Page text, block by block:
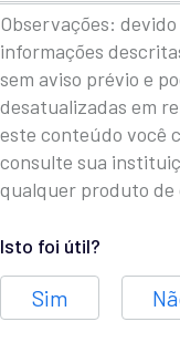
Observações:
informações
sem aviso prévio e
desatualizadas em
este conteúdo você
consulte sua
qualquer produto de
Isto foi útil?
Sim